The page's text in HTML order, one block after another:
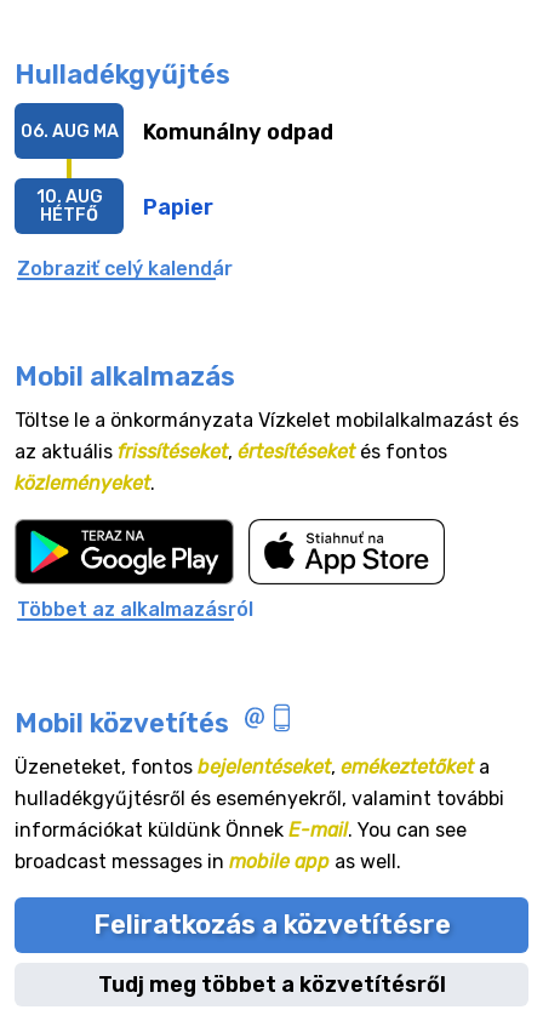
Hulladékgyűjtés
Komunálny odpad
06. AUG MA
Papier
10. AUG
HÉTFŐ
Zobraziť celý kalendár
Mobil alkalmazás
Töltse le a önkormányzata Vízkelet mobilalkalmazást és
az aktuális frissítéseket, értesítéseketés fontos
közleményeket.
Többet az alkalmazásról
Mobil közvetítés
Üzeneteket, fontos bejelentéseket, emékeztetőketa
hulladékgyűjtésről és eseményekről, valamint további
információkat küldünk Önnek E-mail. You can see
broadcast messages in mobile app as well.
Feliratkozás a közvetítésre
Tudj meg többet a közvetítésről